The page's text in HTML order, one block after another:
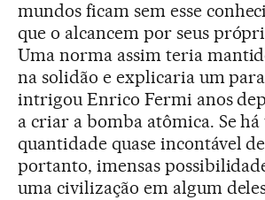
mundos ficam sem esse
que o alcancem por seus
Uma norma assim teria
na solidão e explicaria um
intrigou Enrico Fermi anos
a criar a bomba atômica. Se há
quantidade quase incontável
portanto, imensas
uma civilização em algum